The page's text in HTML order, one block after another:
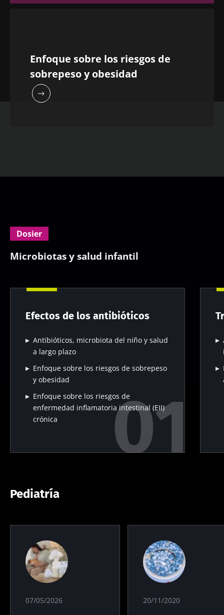
Enfoque sobre los riesgos de
sobrepeso y obesidad
Dosier
Microbiotas y salud infantil
Efectos de los antibióticos
Antibióticos, microbiota del niño y salud
a largo plazo
Enfoque sobre los riesgos de sobrepeso
y obesidad
Enfoque sobre los riesgos de
enfermedad inflamatoria intestinal (EII)
crónica
Pediatría
07/05/2026 20/11/2020